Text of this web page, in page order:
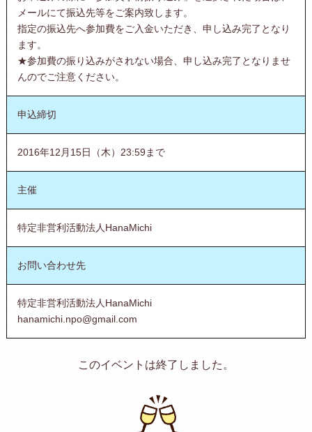
メールにて振込先等をご案内致します。
指定の振込先へ参加費をご入金いただき、申し込み完了となり
ます。
★参加費の振り込みがされない場合、申し込み完了となりませ
んのでご注意ください。
申込締切
2016年12月15日（木）23:59まで
主催
特定非営利活動法人HanaMichi
お問い合わせ先
特定非営利活動法人HanaMichi
hanamichi.npo@gmail.com
このイベントは終了しました。